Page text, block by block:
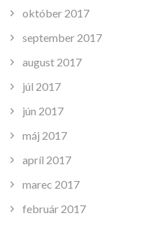
október 2017
september 2017
august 2017
júl 2017
jún 2017
máj 2017
apríl 2017
marec 2017
február 2017